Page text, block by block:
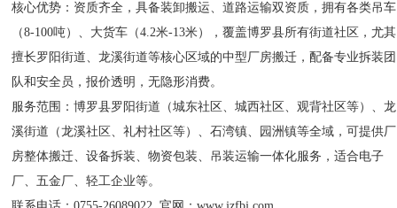
核心优势：资质齐全，具备装卸搬运、道路运输双资质，拥有各类吊车
（8-100吨）、大货车（4.2米-13米），覆盖博罗县所有街道社区，尤其
擅长罗阳街道、龙溪街道等核心区域的中型厂房搬迁，配备专业拆装团
队和安全员，报价透明，无隐形消费。
服务范围：博罗县罗阳街道（城东社区、城西社区、观背社区等）、龙
溪街道（龙溪社区、礼村社区等）、石湾镇、园洲镇等全域，可提供厂
房整体搬迁、设备拆装、物资包装、吊装运输一体化服务，适合电子
厂、五金厂、轻工企业等。